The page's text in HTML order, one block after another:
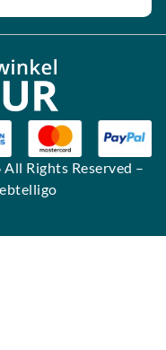
Rights Reserved –